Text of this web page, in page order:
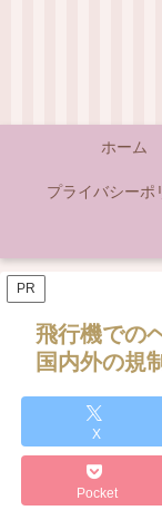
ホーム
プライバシーポ
PR
飛行機での
国内外の規
X
Pocket